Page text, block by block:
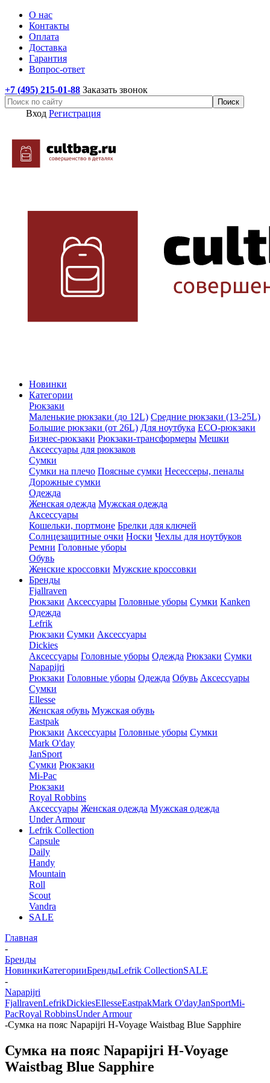
О нас
Контакты
Оплата
Доставка
Гарантия
Вопрос-ответ
+7 (495) 215-01-88 Заказать звонок
Вход Регистрация
Новинки
Категории
Рюкзаки
Маленькие рюкзаки (до 12L) Средние рюкзаки (13-25L)
Большие рюкзаки (от 26L) Для ноутбука ECO-рюкзаки
Бизнес-рюкзаки Рюкзаки-трансформеры Мешки
Аксессуары для рюкзаков
Сумки
Сумки на плечо Поясные сумки Несессеры, пеналы
Дорожные сумки
Одежда
Женская одежда Мужская одежда
Аксессуары
Кошельки, портмоне Брелки для ключей
Солнцезащитные очки Носки Чехлы для ноутбуков
Ремни Головные уборы
Обувь
Женские кроссовки Мужские кроссовки
Бренды
Fjallraven
Рюкзаки Аксессуары Головные уборы Сумки Kanken
Одежда
Lefrik
Рюкзаки Сумки Аксессуары
Dickies
Аксессуары Головные уборы Одежда Рюкзаки Сумки
Napapijri
Рюкзаки Головные уборы Одежда Обувь Аксессуары
Сумки
Ellesse
Женская обувь Мужская обувь
Eastpak
Рюкзаки Аксессуары Головные уборы Сумки
Mark O'day
JanSport
Сумки Рюкзаки
Mi-Pac
Рюкзаки
Royal Robbins
Аксессуары Женская одежда Мужская одежда
Under Armour
Lefrik Collection
Capsule
Daily
Handy
Mountain
Roll
Scout
Vandra
SALE
Главная
-
Бренды
НовинкиКатегорииБрендыLefrik CollectionSALE
-
Napapijri
FjallravenLefrikDickiesEllesseEastpakMark O'dayJanSportMi-
PacRoyal RobbinsUnder Armour
-Сумка на пояс Napapijri H-Voyage Waistbag Blue Sapphire
Сумка на пояс Napapijri H-Voyage
Waistbag Blue Sapphire